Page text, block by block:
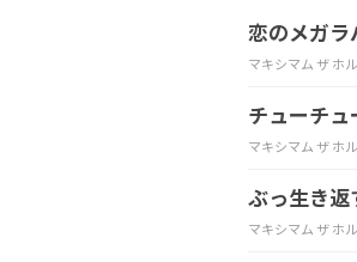
恋のメガラ
マキシマム ザ ホ
チューチュ
マキシマム ザ ホ
ぶっ生き
マキシマム ザ ホ